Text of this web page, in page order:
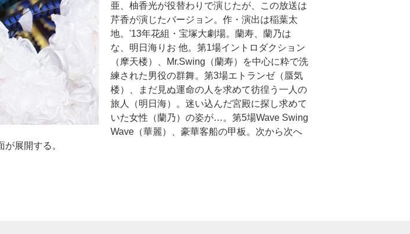
亜、柚香光が役替わりで演じたが、この放送は
芹香が演じたバージョン。作・演出は稲葉太
地。'13年花組・宝塚大劇場。蘭寿、蘭乃は
な、明日海りお 他。第1場イントロダクション
（摩天楼）、Mr.Swing（蘭寿）を中心に粋で洗
練された男役の群舞。第3場エトランゼ（蜃気
楼）、まだ見ぬ運命の人を求めて彷徨う一人の
旅人（明日海）。迷い込んだ宮殿に探し求めて
いた女性（蘭乃）の姿が…。第5場Wave Swing
Wave（華麗）、豪華客船の甲板。次から次へ
展開する。